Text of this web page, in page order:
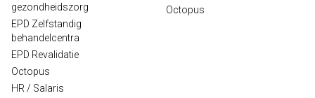
gezondheidszorg
EPD Zelfstandig
behandelcentra
EPD Revalidatie
Octopus
HR / Salaris
Octopus